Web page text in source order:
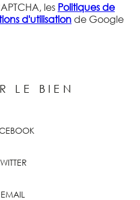
les Politiques de
d'utilisation de Google
LE BIEN
EMAIL